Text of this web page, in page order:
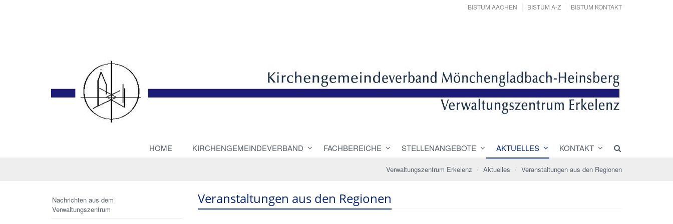
BISTUM AACHEN BISTUM A-Z BISTUM KONTAKT
HOME KIRCHENGEMEINDEVERBAND FACHBEREICHE STELLENANGEBOTE AKTUELLES KONTAKT
Verwaltungszentrum Erkelenz Aktuelles Veranstaltungen aus den Regionen
Veranstaltungen aus den Regionen
Nachrichten aus dem
Verwaltungszentrum